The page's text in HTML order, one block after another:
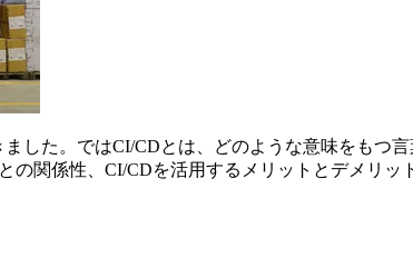
した。ではCI/CDとは、どのような意味をもつ
関係性、CI/CDを活用するメリットとデメリッ